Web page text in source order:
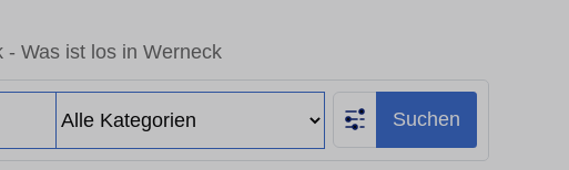
Was ist los in Werneck
Suchen